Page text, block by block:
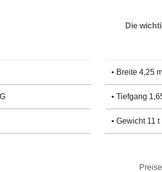
Die
• Breite 4,25
• Tiefgang
• Gewicht 11 t